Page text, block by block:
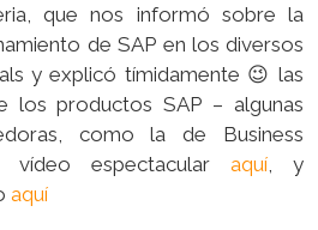
que nos informó sobre la
de SAP en los diversos
y explicó tímidamente 😉 las
los productos SAP – algunas
como la de Business
vídeo espectacularaquí , y
aquí